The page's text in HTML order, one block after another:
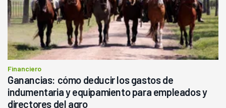
Financiero
Ganancias: cómo deducir los gastos de
indumentaria y equipamiento para empleados y
directores del agro